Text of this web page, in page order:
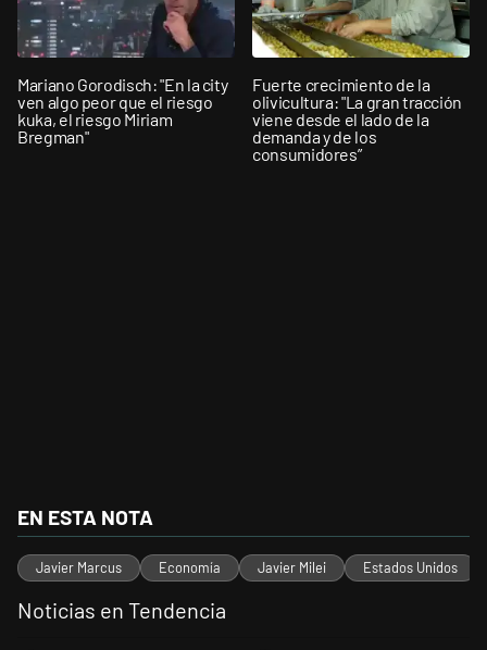
Mariano Gorodisch: "En la city
ven algo peor que el riesgo
kuka, el riesgo Miriam
Bregman"
Fuerte crecimiento de la
olivicultura: "La gran tracción
viene desde el lado de la
demanda y de los
consumidores”
EN ESTA NOTA
Javier Marcus Economía Javier Milei Estados Unidos
Noticias en Tendencia